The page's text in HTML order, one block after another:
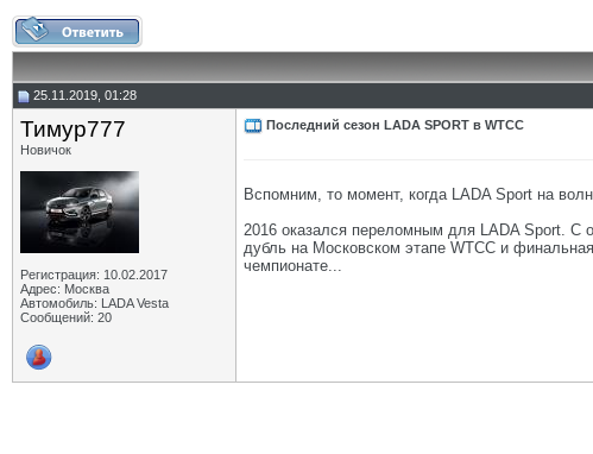
25.11.2019, 01:28
Тимур777
Новичок
Регистрация: 10.02.2017
Адрес: Москва
Автомобиль: LADA Vesta
Сообщений: 20
Последний сезон LADA SPORT в WTCC
Вспомним, то момент, когда LADA Sport на
2016 оказался переломным для LADA Sport. С
дубль на Московском этапе WTCC и
чемпионате...